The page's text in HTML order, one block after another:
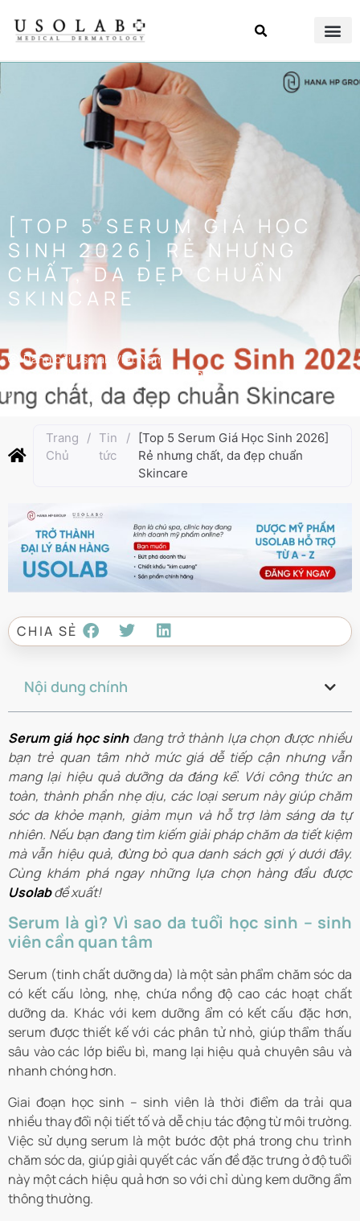
[TOP 5 SERUM GIÁ HỌC
SINH 2026] RẺ NHƯNG
CHẤT, DA ĐẸP CHUẨN
SKINCARE
Đăng bởiUsolab Việt Nam
Cập nhật lần cuối: Tháng 1 7, 2026
Trang
Chủ
/ Tin
tức
/ [Top 5 Serum Giá Học Sinh 2026]
Rẻ nhưng chất, da đẹp chuẩn
Skincare
CHIA SẺ
Nội dung chính
Serum giá học sinhđang trở thành lựa chọn được nhiều
bạn trẻ quan tâm nhờ mức giá dễ tiếp cận nhưng vẫn
mang lại hiệu quả dưỡng da đáng kể. Với công thức an
toàn, thành phần nhẹ dịu, các loại serum này giúp chăm
sóc da khỏe mạnh, giảm mụn và hỗ trợ làm sáng da tự
nhiên. Nếu bạn đang tìm kiếm giải pháp chăm da tiết kiệm
mà vẫn hiệu quả, đừng bỏ qua danh sách gợi ý dưới đây.
Cùng khám phá ngay những lựa chọn hàng đầu được
Usolabđề xuất!
Serum là gì? Vì sao da tuổi học sinh – sinh
viên cần quan tâm
Serum (tinh chất dưỡng da) là một sản phẩm chăm sóc da
có kết cấu lỏng, nhẹ, chứa nồng độ cao các hoạt chất
dưỡng da. Khác với kem dưỡng ẩm có kết cấu đặc hơn,
serum được thiết kế với các phân tử nhỏ, giúp thẩm thấu
sâu vào các lớp biểu bì, mang lại hiệu quả chuyên sâu và
nhanh chóng hơn.
Giai đoạn học sinh – sinh viên là thời điểm da trải qua
nhiều thay đổi nội tiết tố và dễ chịu tác động từ môi trường.
Việc sử dụng serum là một bước đột phá trong chu trình
chăm sóc da, giúp giải quyết các vấn đề đặc trưng ở độ tuổi
này một cách hiệu quả hơn so với chỉ dùng kem dưỡng ẩm
thông thường.